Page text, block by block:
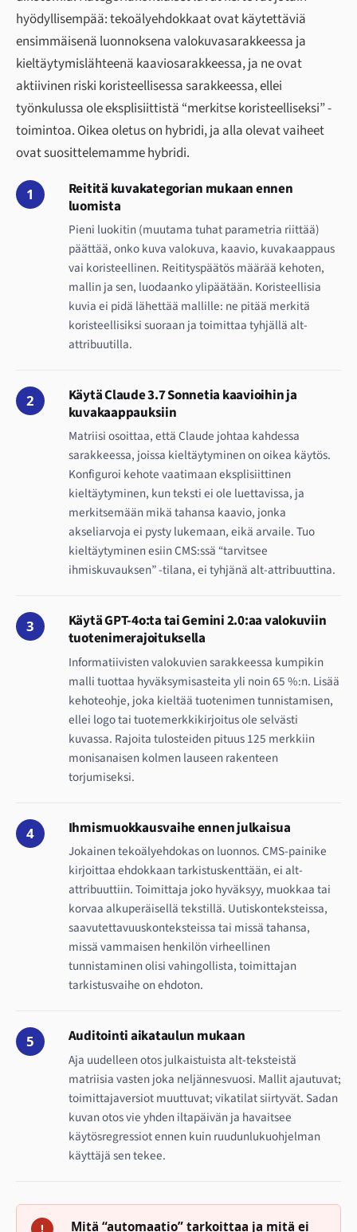
hyödyllisempää: tekoälyehdokkaat ovat käytettäviä
ensimmäisenä luonnoksena valokuvasarakkeessa ja
kieltäytymislähteenä kaaviosarakkeessa, ja ne ovat
aktiivinen riski koristeellisessa sarakkeessa, ellei
työnkulussa ole eksplisiittistä “merkitse koristeelliseksi” -
toimintoa. Oikea oletus on hybridi, ja alla olevat vaiheet
ovat suosittelemamme hybridi.
1
Reititä kuvakategorian mukaan ennen
luomista
Pieni luokitin (muutama tuhat parametria riittää)
päättää, onko kuva valokuva, kaavio, kuvakaappaus
vai koristeellinen. Reitityspäätös määrää kehoten,
mallin ja sen, luodaanko ylipäätään. Koristeellisia
kuvia ei pidä lähettää mallille: ne pitää merkitä
koristeellisiksi suoraan ja toimittaa tyhjällä alt-
attribuutilla.
2
Käytä Claude 3.7 Sonnetia kaavioihin ja
kuvakaappauksiin
Matriisi osoittaa, että Claude johtaa kahdessa
sarakkeessa, joissa kieltäytyminen on oikea käytös.
Konfiguroi kehote vaatimaan eksplisiittinen
kieltäytyminen, kun teksti ei ole luettavissa, ja
merkitsemään mikä tahansa kaavio, jonka
akseliarvoja ei pysty lukemaan, eikä arvaile. Tuo
kieltäytyminen esiin CMS:ssä “tarvitsee
ihmiskuvauksen” -tilana, ei tyhjänä alt-attribuuttina.
3
Käytä GPT-4o:ta tai Gemini 2.0:aa valokuviin
tuotenimerajoituksella
Informatiivisten valokuvien sarakkeessa kumpikin
malli tuottaa hyväksymisasteita yli noin 65 %:n. Lisää
kehoteohje, joka kieltää tuotenimen tunnistamisen,
ellei logo tai tuotemerkkikirjoitus ole selvästi
kuvassa. Rajoita tulosteiden pituus 125 merkkiin
monisanaisen kolmen lauseen rakenteen
torjumiseksi.
4 Ihmismuokkausvaihe ennen julkaisua
Jokainen tekoälyehdokas on luonnos. CMS-painike
kirjoittaa ehdokkaan tarkistuskenttään, ei alt-
attribuuttiin. Toimittaja joko hyväksyy, muokkaa tai
korvaa alkuperäisellä tekstillä. Uutiskonteksteissa,
saavutettavuuskonteksteissa tai missä tahansa,
missä vammaisen henkilön virheellinen
tunnistaminen olisi vahingollista, toimittajan
tarkistusvaihe on ehdoton.
5 Auditointi aikataulun mukaan
Aja uudelleen otos julkaistuista alt-teksteistä
matriisia vasten joka neljännesvuosi. Mallit ajautuvat;
toimittajaversiot muuttuvat; vikatilat siirtyvät. Sadan
kuvan otos vie yhden iltapäivän ja havaitsee
käytösregressiot ennen kuin ruudunlukuohjelman
käyttäjä sen tekee.
! Mitä “automaatio” tarkoittaa ja mitä ei